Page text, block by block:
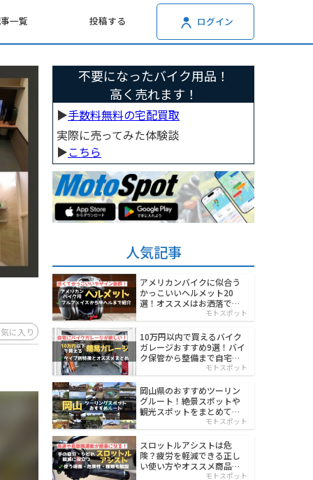
一覧 投稿する ログイン
に入り
不要になったバイク用品！
高く売れます！
▶︎手数料無料の宅配買取
実際に売ってみた体験談
▶︎こちら
人気記事
アメリカンバイクに似合う
かっこいいヘルメット20
選！オススメはお洒落でワ
モトスポット
10万円以内で買えるバイク
ガレージおすすめ9選！バイ
ク保管から整備まで自宅で
モトスポット
岡山県のおすすめツーリン
グルート！絶景スポットや
観光スポットをまとめて紹
モトスポット
スロットルアシストは危
険？疲労を軽減できる正し
い使い方やオススメ商品を
モトスポット